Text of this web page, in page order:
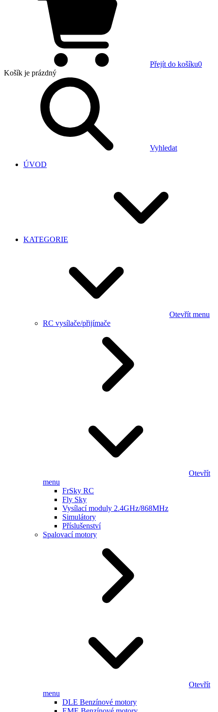
Přejít do košíku0
Košík je prázdný
Vyhledat
ÚVOD
KATEGORIE
Otevřít menu
RC vysílače/přijímače
Otevřít
menu
FrSky RC
Fly Sky
Vysílací moduly 2.4GHz/868MHz
Simulátory
Příslušenství
Spalovací motory
Otevřít
menu
DLE Benzínové motory